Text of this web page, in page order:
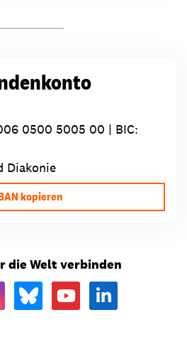
0500 5005 00 | BIC:
Diakonie
kopieren
die Welt verbinden